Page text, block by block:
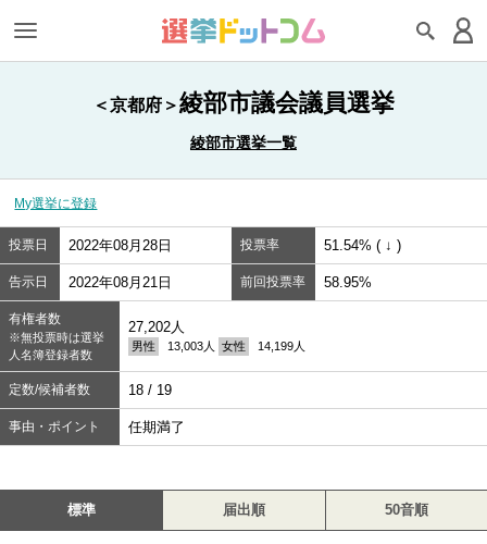
＜京都府＞綾部市議会議員選挙
綾部市選挙一覧
My選挙に登録
投票日 2022年08月28日 投票率 51.54% ( ↓ )
告示日 2022年08月21日 前回投票率 58.95%
有権者数
※無投票時は選挙
人名簿登録者数
27,202人
男性 13,003人 女性 14,199人
定数/候補者数 18 / 19
事由・ポイント 任期満了
標準 届出順 50音順